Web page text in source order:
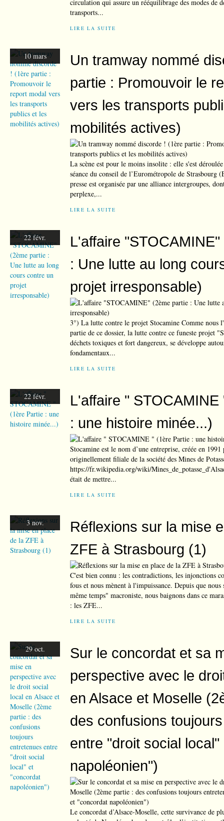
circulation qui assure un rééquilibrage des modes de
transports...
LIRE LA SUITE
10 mars
Un tramway nommé
partie : Promouvoir le
vers les transports
mobilités actives)
La scène est pour le moins insolite : elle s'est
séance du conseil de l’Eurométropole de Strasbourg
presse est organisée par une alliance intergroupes,
perplexe,...
LIRE LA SUITE
22 févr.
L'affaire
: Une lutte au long
projet irresponsable)
3°) La lutte contre le projet Stocamine Comme nous
partie de ce dossier, la lutte contre ce funeste projet
déchets toxiques et fort dangereux, se développe
fondamentaux...
LIRE LA SUITE
22 févr.
L'affaire "
: une histoire minée...)
Stocamine est le nom d’une entreprise, créée en
originellement filiale de la société des Mines de
https://fr.wikipedia.org/wiki/
était de mettre...
LIRE LA SUITE
3 nov.
Réflexions sur la mise
ZFE à Strasbourg (1)
C'est bien connu : les contradictions, les injonctions
fous et nous mènent à l'impuissance. Depuis que
même temps" macroniste, nous baignons dans ce
: les ZFE...
LIRE LA SUITE
29 oct.
Sur le concordat et sa
perspective avec le
en Alsace et Moselle
des confusions
entre "droit social
napoléonien")
Le concordat d’Alsace-Moselle, cette survivance de